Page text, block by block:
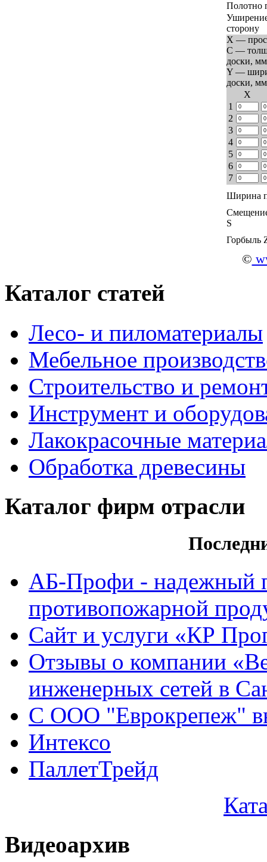
Полотно
сторону
X —
C —
доски, мм
Y —
доски, мм
Х
1
2
3
4
5
6
7
Ширина
S
Горбыль
©
Каталог статей
Лесо- и пиломатериалы
Мебельное
Строительство и
Инструмент и
Лакокрасочные
Обработка древесины
Каталог фирм отрасли
АБ-Профи - надежный
противопожарной
Сайт и услуги «КР
Отзывы о компании
инженерных сетей в
С ООО "Еврокрепеж"
Интексо
ПаллетТрейд
Видеоархив